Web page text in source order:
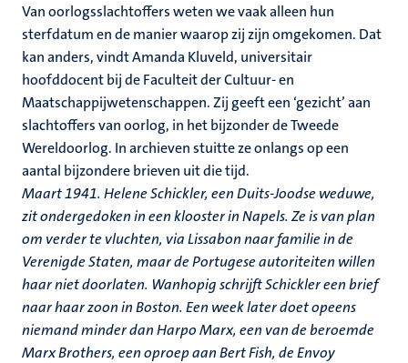
Van oorlogsslachtoffers weten we vaak alleen hun
sterfdatum en de manier waarop zij zijn omgekomen. Dat
kan anders, vindt Amanda Kluveld, universitair
hoofddocent bij de Faculteit der Cultuur- en
Maatschappijwetenschappen. Zij geeft een ‘gezicht’ aan
slachtoffers van oorlog, in het bijzonder de Tweede
Wereldoorlog. In archieven stuitte ze onlangs op een
aantal bijzondere brieven uit die tijd.
Maart 1941. Helene Schickler, een Duits-Joodse weduwe,
zit ondergedoken in een klooster in Napels. Ze is van plan
om verder te vluchten, via Lissabon naar familie in de
Verenigde Staten, maar de Portugese autoriteiten willen
haar niet doorlaten. Wanhopig schrijft Schickler een brief
naar haar zoon in Boston. Een week later doet opeens
niemand minder dan Harpo Marx, een van de beroemde
Marx Brothers, een oproep aan Bert Fish, de Envoy